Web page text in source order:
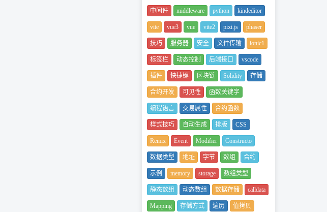
中间件 middleware python kindeditor
vite vue3 vue vite2 pixi.js phaser
技巧 服务器 安全 文件传输 ionic1
标签栏 动态控制 后端接口 vscode
插件 快捷键 区块链 Solidity 存储
合约开发 可见性 函数关键字
编程语言 交易属性 合约函数
样式技巧 自动生成 排版 CSS
Remix Event Modifier Constructo
数据类型 地址 字节 数组 合约
示例 memory storage 数组类型
静态数组 动态数组 数据存储 calldata
Mapping 存储方式 遍历 值拷贝